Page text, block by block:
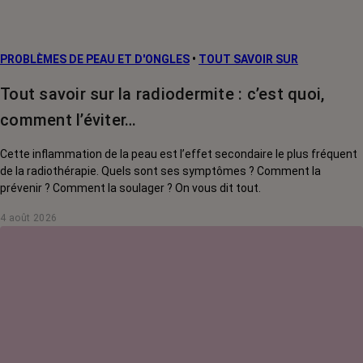
PROBLÈMES DE PEAU ET D'ONGLES • TOUT SAVOIR SUR
Tout savoir sur la radiodermite : c’est quoi,
comment l’éviter…
Cette inflammation de la peau est l’effet secondaire le plus fréquent
de la radiothérapie. Quels sont ses symptômes ? Comment la
prévenir ? Comment la soulager ? On vous dit tout.
4 août 2026